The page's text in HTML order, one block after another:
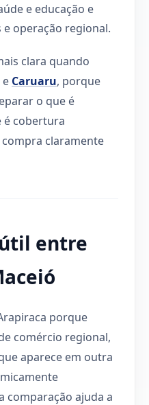
e educação e
operação regional.
clara quando
e Caruaru, porque
o que é
é cobertura
claramente
entre
porque
comércio regional,
aparece em outra
comparação ajuda a